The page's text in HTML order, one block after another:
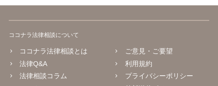
予防法務も心掛けてみて下さい。
ココナラ法律相談について
ココナラ法律相談とは
法律Q&A
法律相談コラム
ご意見・ご要望
利用規約
プライバシーポリシー